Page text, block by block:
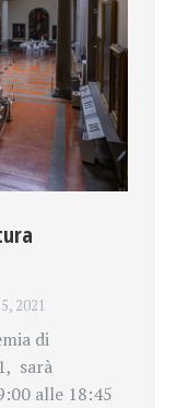
2021
di
sarà
alle 18:45